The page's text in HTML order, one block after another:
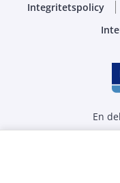
Integritetspolicy
En